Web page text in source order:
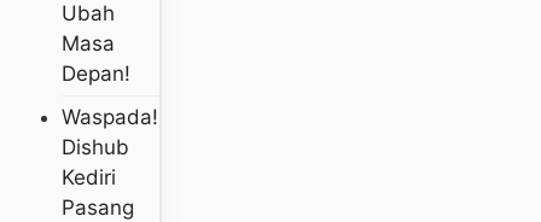
Ubah
Masa
Depan!
Waspada!
Dishub
Kediri
Pasang